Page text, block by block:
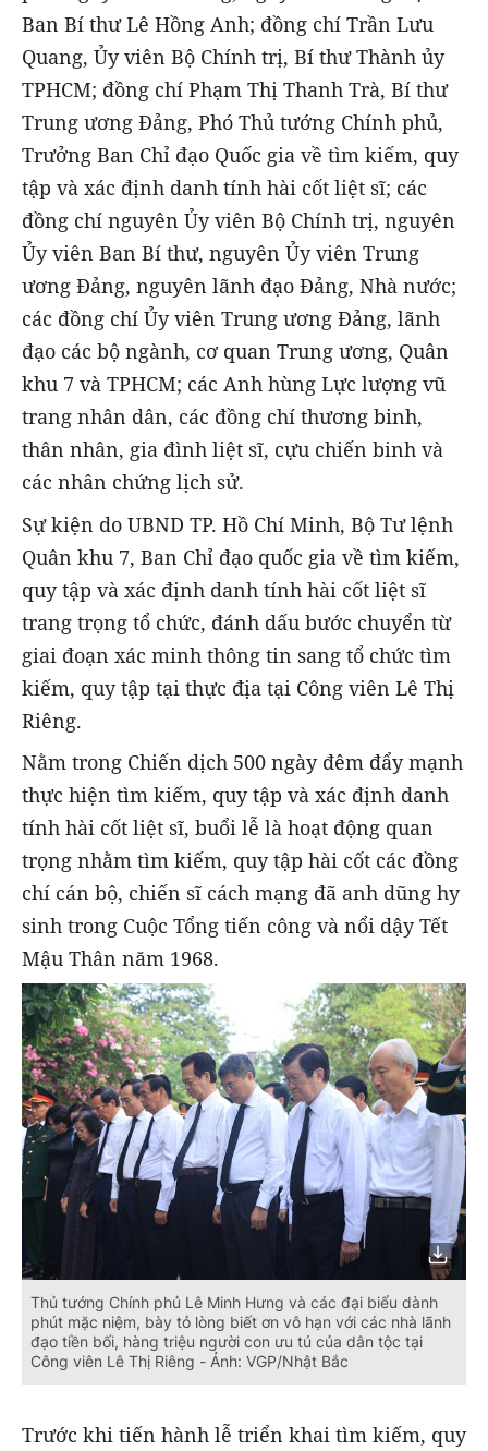
Ban Bí thư Lê Hồng Anh; đồng chí Trần Lưu
Quang, Ủy viên Bộ Chính trị, Bí thư Thành ủy
TPHCM; đồng chí Phạm Thị Thanh Trà, Bí thư
Trung ương Đảng, Phó Thủ tướng Chính phủ,
Trưởng Ban Chỉ đạo Quốc gia về tìm kiếm, quy
tập và xác định danh tính hài cốt liệt sĩ; các
đồng chí nguyên Ủy viên Bộ Chính trị, nguyên
Ủy viên Ban Bí thư, nguyên Ủy viên Trung
ương Đảng, nguyên lãnh đạo Đảng, Nhà nước;
các đồng chí Ủy viên Trung ương Đảng, lãnh
đạo các bộ ngành, cơ quan Trung ương, Quân
khu 7 và TPHCM; các Anh hùng Lực lượng vũ
trang nhân dân, các đồng chí thương binh,
thân nhân, gia đình liệt sĩ, cựu chiến binh và
các nhân chứng lịch sử.
Sự kiện do UBND TP. Hồ Chí Minh, Bộ Tư lệnh
Quân khu 7, Ban Chỉ đạo quốc gia về tìm kiếm,
quy tập và xác định danh tính hài cốt liệt sĩ
trang trọng tổ chức, đánh dấu bước chuyển từ
giai đoạn xác minh thông tin sang tổ chức tìm
kiếm, quy tập tại thực địa tại Công viên Lê Thị
Riêng.
Nằm trong Chiến dịch 500 ngày đêm đẩy mạnh
thực hiện tìm kiếm, quy tập và xác định danh
tính hài cốt liệt sĩ, buổi lễ là hoạt động quan
trọng nhằm tìm kiếm, quy tập hài cốt các đồng
chí cán bộ, chiến sĩ cách mạng đã anh dũng hy
sinh trong Cuộc Tổng tiến công và nổi dậy Tết
Mậu Thân năm 1968.
Thủ tướng Chính phủ Lê Minh Hưng và các đại biểu dành
phút mặc niệm, bày tỏ lòng biết ơn vô hạn với các nhà lãnh
đạo tiền bối, hàng triệu người con ưu tú của dân tộc tại
Công viên Lê Thị Riêng - Ảnh: VGP/Nhật Bắc
Trước khi tiến hành lễ triển khai tìm kiếm, quy